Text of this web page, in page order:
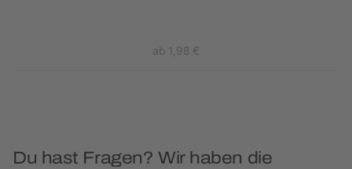
ab 1,98 €
Du hast Fragen? Wir haben die